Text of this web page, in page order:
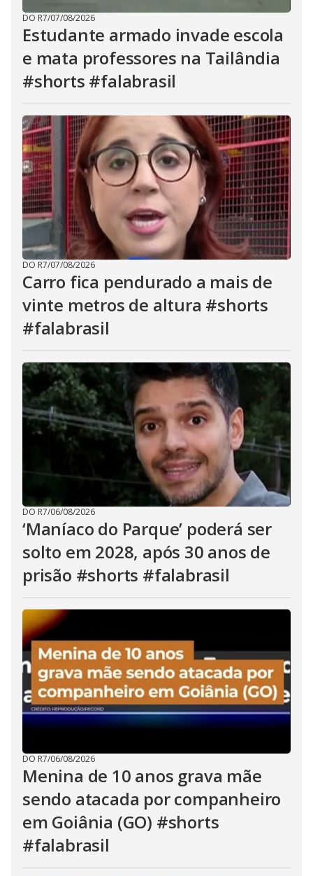
DO R7/07/08/2026
Estudante armado invade escola
e mata professores na Tailândia
#shorts #falabrasil
DO R7/07/08/2026
Carro fica pendurado a mais de
vinte metros de altura #shorts
#falabrasil
DO R7/06/08/2026
‘Maníaco do Parque’ poderá ser
solto em 2028, após 30 anos de
prisão #shorts #falabrasil
DO R7/06/08/2026
Menina de 10 anos grava mãe
sendo atacada por companheiro
em Goiânia (GO) #shorts
#falabrasil